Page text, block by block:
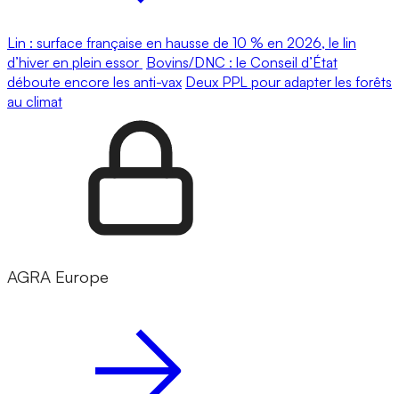
Lin : surface française en hausse de 10 % en 2026, le lin
d’hiver en plein essor Bovins/DNC : le Conseil d’État
déboute encore les anti-vax Deux PPL pour adapter les forêts
au climat
AGRA Europe